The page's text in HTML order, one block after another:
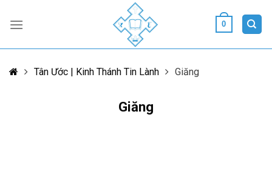
0
Tân Ước | Kinh Thánh Tin Lành Giăng
Giăng